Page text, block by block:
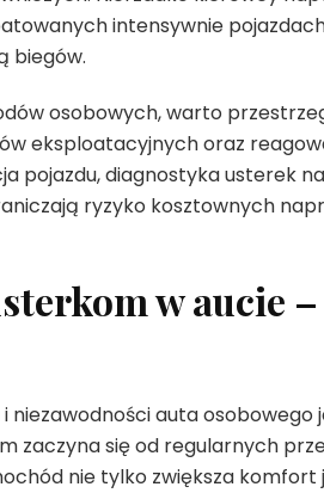
intensywnie
biegów.
osobowych, warto
eksploatacyjnych oraz
pojazdu, diagnostyka usterek
ryzyko kosztownych
w aucie
niezawodności auta
się od regularnych
nie tylko zwiększa